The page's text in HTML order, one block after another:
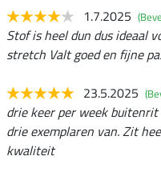
1.7.2025
Stof is heel dun dus ideaal
stretch Valt goed en fijne
23.5.2025
drie keer per week
drie exemplaren van. Zit
kwaliteit